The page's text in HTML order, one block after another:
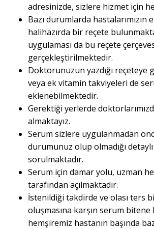
adresinizde, sizlere hizmet için
Bazı durumlarda hastalarımızın
halihazırda bir reçete
uygulaması da bu reçete
gerçekleştirilmektedir.
Doktorunuzun yazdığı reçeteye
veya ek vitamin takviyeleri de
eklenebilmektedir.
Gerektiği yerlerde
almaktayız.
Serum sizlere uygulanmadan
durumunuz olup olmadığı
sorulmaktadır.
Serum için damar yolu, uzman
tarafından açılmaktadır.
İstenildiği takdirde ve olası ters
oluşmasına karşın serum bitene
hemşiremiz hastanın başında